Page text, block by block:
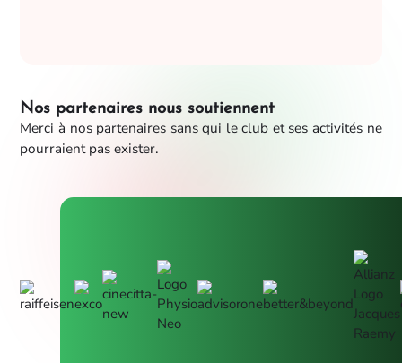
Nos partenaires nous soutiennent
Merci à nos partenaires sans qui le club et ses activités ne
pourraient pas exister.